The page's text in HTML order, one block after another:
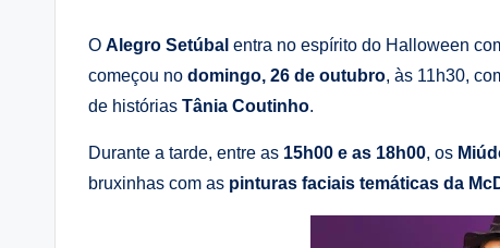
O Alegro Setúbal entra no espírito do Halloween
começou no domingo, 26 de outubro, às 11h30,
de histórias Tânia Coutinho.
Durante a tarde, entre as 15h00 e as 18h00, os
bruxinhas com as pinturas faciais temáticas da